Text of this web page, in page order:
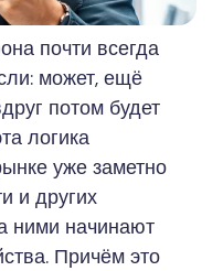
почти всегда
может, ещё
потом будет
логика
уже заметно
и других
ними начинают
Причём это